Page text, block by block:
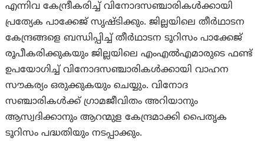
എന്നിവ കേന്ദ്രീകരിച്ച് വിനോദസഞ്ചാരികൾക്കായി
പ്രത്യേക പാക്കേജ് സൃഷ്ടിക്കും. ജില്ലയിലെ തീർഥാടന
കേന്ദ്രങ്ങളെ ബന്ധിപ്പിച്ച് തീർഥാടന ടൂറിസം പാക്കേജ്
രൂപീകരിക്കുകയും ജില്ലയിലെ എംഎൽഎമാരുടെ ഫണ്ട്
ഉപയോഗിച്ച് വിനോദസഞ്ചാരികൾക്കായി വാഹന
സൗകര്യം ഒരുക്കുകയും ചെയ്യും. വിനോദ
സഞ്ചാരികൾക്ക് ഗ്രാമജീവിതം അറിയാനും
ആസ്വദിക്കാനും ആറന്മുള കേന്ദ്രമാക്കി പൈതൃക
ടൂറിസം പദ്ധതിയും നടപ്പാക്കും.